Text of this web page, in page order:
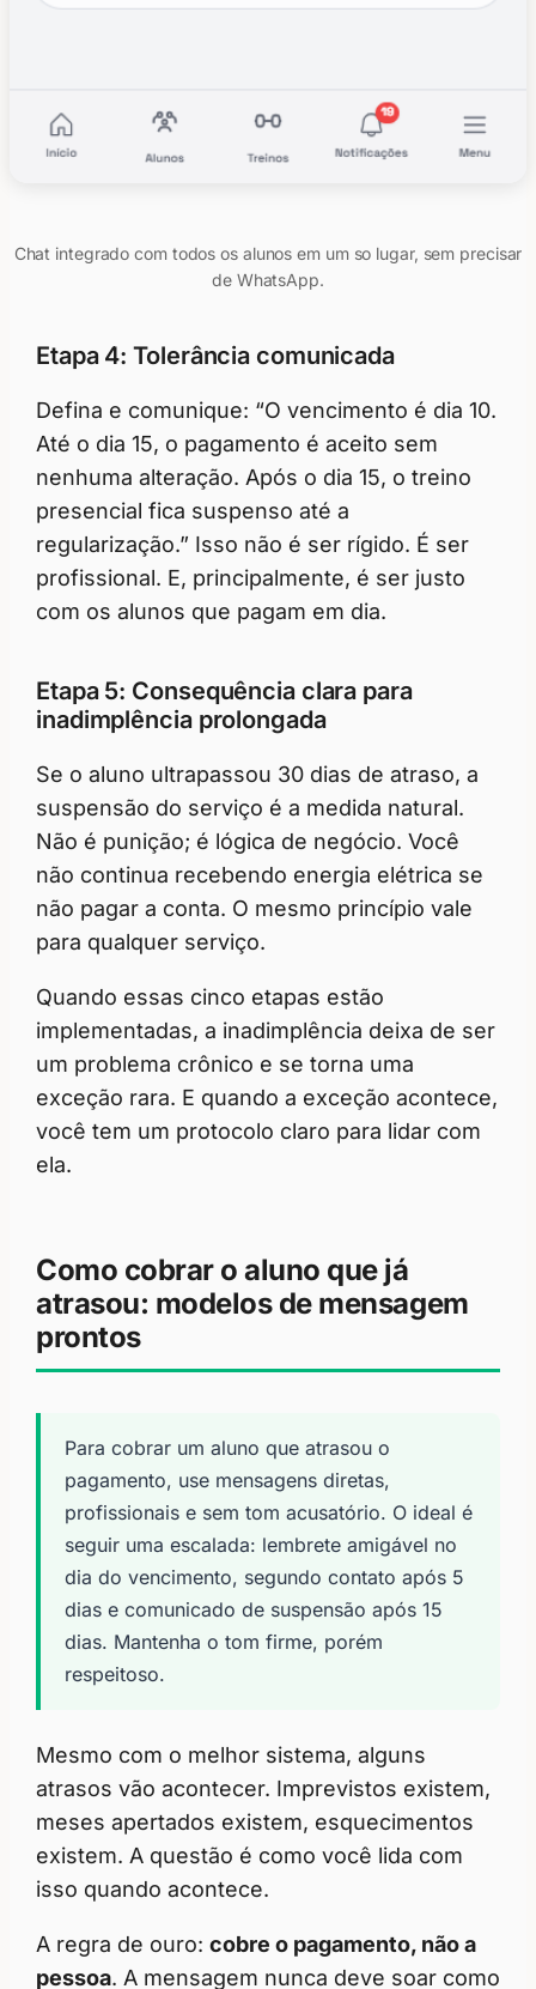
Chat integrado com todos os alunos em um so lugar, sem precisar
de WhatsApp.
Etapa 4: Tolerância comunicada
Defina e comunique: “O vencimento é dia 10.
Até o dia 15, o pagamento é aceito sem
nenhuma alteração. Após o dia 15, o treino
presencial fica suspenso até a
regularização.” Isso não é ser rígido. É ser
profissional. E, principalmente, é ser justo
com os alunos que pagam em dia.
Etapa 5: Consequência clara para
inadimplência prolongada
Se o aluno ultrapassou 30 dias de atraso, a
suspensão do serviço é a medida natural.
Não é punição; é lógica de negócio. Você
não continua recebendo energia elétrica se
não pagar a conta. O mesmo princípio vale
para qualquer serviço.
Quando essas cinco etapas estão
implementadas, a inadimplência deixa de ser
um problema crônico e se torna uma
exceção rara. E quando a exceção acontece,
você tem um protocolo claro para lidar com
ela.
Como cobrar o aluno que já
atrasou: modelos de mensagem
prontos
Para cobrar um aluno que atrasou o
pagamento, use mensagens diretas,
profissionais e sem tom acusatório. O ideal é
seguir uma escalada: lembrete amigável no
dia do vencimento, segundo contato após 5
dias e comunicado de suspensão após 15
dias. Mantenha o tom firme, porém
respeitoso.
Mesmo com o melhor sistema, alguns
atrasos vão acontecer. Imprevistos existem,
meses apertados existem, esquecimentos
existem. A questão é como você lida com
isso quando acontece.
A regra de ouro: cobre o pagamento, não a
pessoa. A mensagem nunca deve soar como